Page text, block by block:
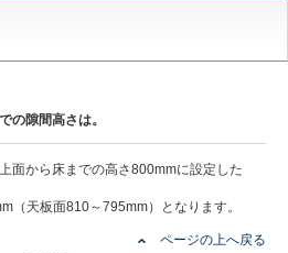
の隙間高さは。
面から床までの高さ800mmに設定した
天板面810～795mm）となります。
ページの上へ戻る